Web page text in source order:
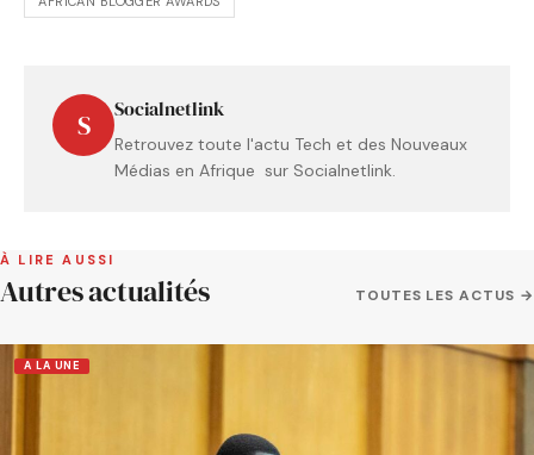
S Socialnetlink
Retrouvez toute l'actu Tech et des Nouveaux
Médias en Afrique sur Socialnetlink.
À LIRE AUSSI
Autres actualités TOUTES LES ACTUS →
A LA UNE